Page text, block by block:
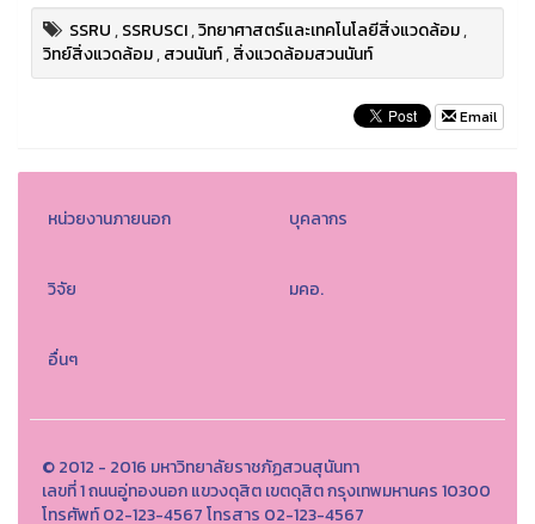
SSRU,SSRUSCI,วิทยาศาสตร์และเทคโนโลยีสิ่งแวดล้อม,
วิทย์สิ่งแวดล้อม,สวนนันท์,สิ่งแวดล้อมสวนนันท์
Email
หน่วยงานภายนอก บุคลากร
วิจัย มคอ.
อื่นๆ
© 2012 - 2016 มหาวิทยาลัยราชภัฏสวนสุนันทา
เลขที่ 1 ถนนอู่ทองนอก แขวงดุสิต เขตดุสิต กรุงเทพมหานคร 10300
โทรศัพท์ 02-123-4567 โทรสาร 02-123-4567